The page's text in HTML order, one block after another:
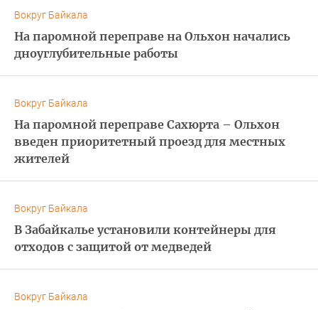
Вокруг Байкала
На паромной переправе на Ольхон начались
дноуглубительные работы
Вокруг Байкала
На паромной переправе Сахюрта – Ольхон
введен приоритетный проезд для местных
жителей
Вокруг Байкала
В Забайкалье установили контейнеры для
отходов с защитой от медведей
Вокруг Байкала